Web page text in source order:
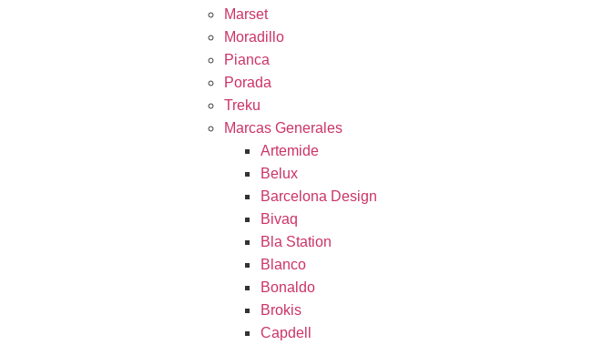
Marset
Moradillo
Pianca
Porada
Treku
Marcas Generales
Artemide
Belux
Barcelona Design
Bivaq
Bla Station
Blanco
Bonaldo
Brokis
Capdell